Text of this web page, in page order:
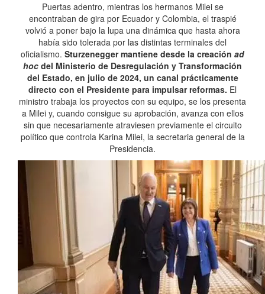
Puertas adentro, mientras los hermanos Milei se
encontraban de gira por Ecuador y Colombia, el traspié
volvió a poner bajo la lupa una dinámica que hasta ahora
había sido tolerada por las distintas terminales del
oficialismo. Sturzenegger mantiene desde la creación ad
hoc del Ministerio de Desregulación y Transformación
del Estado, en julio de 2024, un canal prácticamente
directo con el Presidente para impulsar reformas. El
ministro trabaja los proyectos con su equipo, se los presenta
a Milei y, cuando consigue su aprobación, avanza con ellos
sin que necesariamente atraviesen previamente el circuito
político que controla Karina Milei, la secretaria general de la
Presidencia.